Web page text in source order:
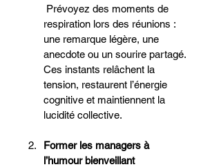
respiration lors des réunions :
une remarque légère, une
anecdote ou un sourire partagé.
Ces instants relâchent la
tension, restaurent l’énergie
cognitive et maintiennent la
lucidité collective.
Former les managers à
l’humour bienveillant